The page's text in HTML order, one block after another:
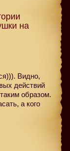
на
Видно,
действий
образом.
а кого